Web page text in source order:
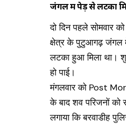
जंगल में पेड़ से लटका
दो दिन पहले सोमवार
क्षेत्र के पुटुआगढ़ जंगल
लटका हुआ मिला था।
हो पाई।
मंगलवार को Post
के बाद शव परिजनों को
लगाया कि बरवाडीह